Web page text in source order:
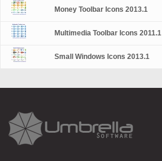
Money Toolbar Icons 2013.1
Multimedia Toolbar Icons 2011.1
Small Windows Icons 2013.1